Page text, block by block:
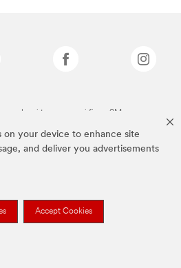
on your device to enhance site
and deliver you advertisements
Accept Cookies
znakami towarowymi firmy 3M.